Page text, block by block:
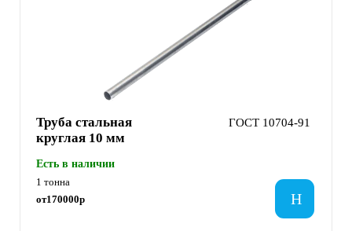
Труба стальная
круглая 10 мм
ГОСТ 10704-91
Есть в наличии
1 тонна
от170000р